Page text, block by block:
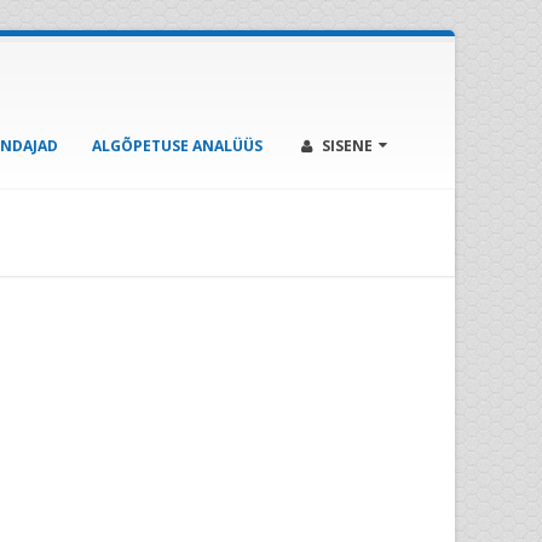
ALGÕPETUSE ANALÜÜS SISENE